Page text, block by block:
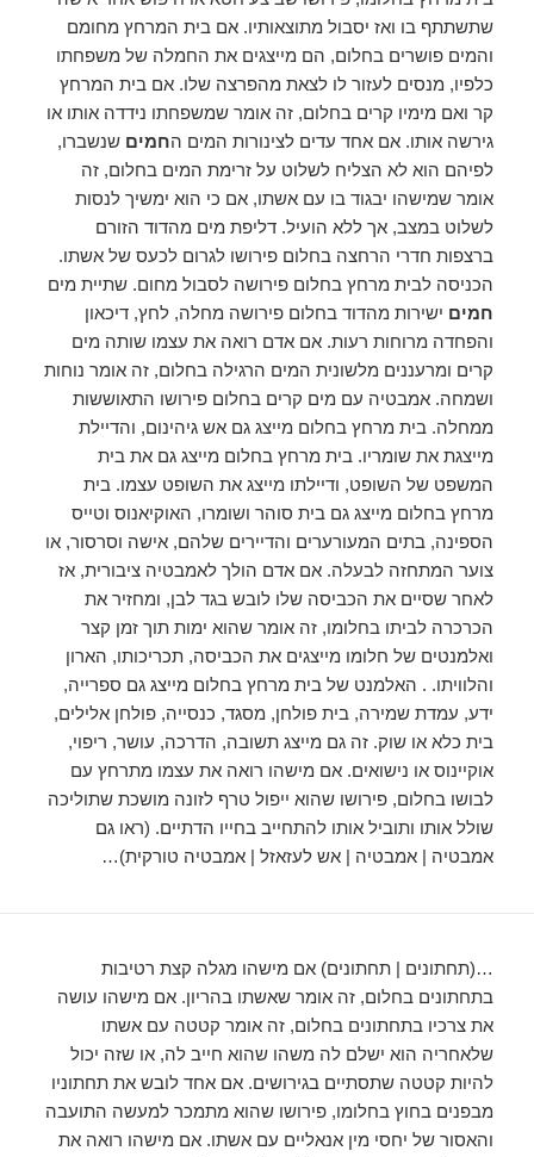
שתשתתף בו ואז יסבול מתוצאותיו. אם בית המרחץ מחומם
והמים פושרים בחלום, הם מייצגים את החמלה של משפחתו
כלפיו, מנסים לעזור לו לצאת מהפרצה שלו. אם בית המרחץ
קר ואם מימיו קרים בחלום, זה אומר שמשפחתו נידדה אותו או
גירשה אותו. אם אחד עדים לצינורות המים החמים שנשברו,
לפיהם הוא לא הצליח לשלוט על זרימת המים בחלום, זה
אומר שמישהו יבגוד בו עם אשתו, אם כי הוא ימשיך לנסות
לשלוט במצב, אך ללא הועיל. דליפת מים מהדוד הזורם
ברצפות חדרי הרחצה בחלום פירושו לגרום לכעס של אשתו.
הכניסה לבית מרחץ בחלום פירושה לסבול מחום. שתיית מים
חמים ישירות מהדוד בחלום פירושה מחלה, לחץ, דיכאון
והפחדה מרוחות רעות. אם אדם רואה את עצמו שותה מים
קרים ומרעננים מלשונית המים הרגילה בחלום, זה אומר נוחות
ושמחה. אמבטיה עם מים קרים בחלום פירושו התאוששות
ממחלה. בית מרחץ בחלום מייצג גם אש גיהינום, והדיילת
מייצגת את שומריו. בית מרחץ בחלום מייצג גם את בית
המשפט של השופט, ודיילתו מייצג את השופט עצמו. בית
מרחץ בחלום מייצג גם בית סוהר ושומרו, האוקיאנוס וטייס
הספינה, בתים המעורערים והדיירים שלהם, אישה וסרסור, או
צוער המתחזה לבעלה. אם אדם הולך לאמבטיה ציבורית, אז
לאחר שסיים את הכביסה שלו לובש בגד לבן, ומחזיר את
הכרכרה לביתו בחלומו, זה אומר שהוא ימות תוך זמן קצר
ואלמנטים של חלומו מייצגים את הכביסה, תכריכותו, הארון
והלוויתו. . האלמנט של בית מרחץ בחלום מייצג גם ספרייה,
ידע, עמדת שמירה, בית פולחן, מסגד, כנסייה, פולחן אלילים,
בית כלא או שוק. זה גם מייצג תשובה, הדרכה, עושר, ריפוי,
אוקיינוס ​​או נישואים. אם מישהו רואה את עצמו מתרחץ עם
לבושו בחלום, פירושו שהוא ייפול טרף לזונה מושכת שתוליכה
שולל אותו ותוביל אותו להתחייב בחייו הדתיים. (ראו גם
אמבטיה | אמבטיה | אש לעזאזל | אמבטיה טורקית)…
…(תחתונים | תחתונים) אם מישהו מגלה קצת רטיבות
בתחתונים בחלום, זה אומר שאשתו בהריון. אם מישהו עושה
את צרכיו בתחתונים בחלום, זה אומר קטטה עם אשתו
שלאחריה הוא ישלם לה משהו שהוא חייב לה, או שזה יכול
להיות קטטה שתסתיים בגירושים. אם אחד לובש את תחתוניו
מבפנים בחוץ בחלומו, פירושו שהוא מתמכר למעשה התועבה
והאסור של יחסי מין אנאליים עם אשתו. אם מישהו רואה את